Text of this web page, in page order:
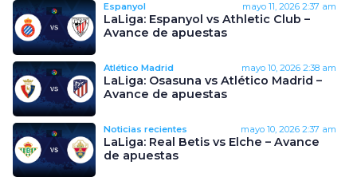
Espanyol mayo 11, 2026 2:37 am
LaLiga: Espanyol vs Athletic Club –
Avance de apuestas
Atlético Madrid mayo 10, 2026 2:38 am
LaLiga: Osasuna vs Atlético Madrid –
Avance de apuestas
Noticias recientes mayo 10, 2026 2:37 am
LaLiga: Real Betis vs Elche – Avance
de apuestas